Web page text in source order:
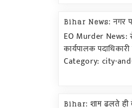
Bihar News: नगर
EO Murder News:
कार्यपालक
Category: city-
Bihar: शाम ढलते ही